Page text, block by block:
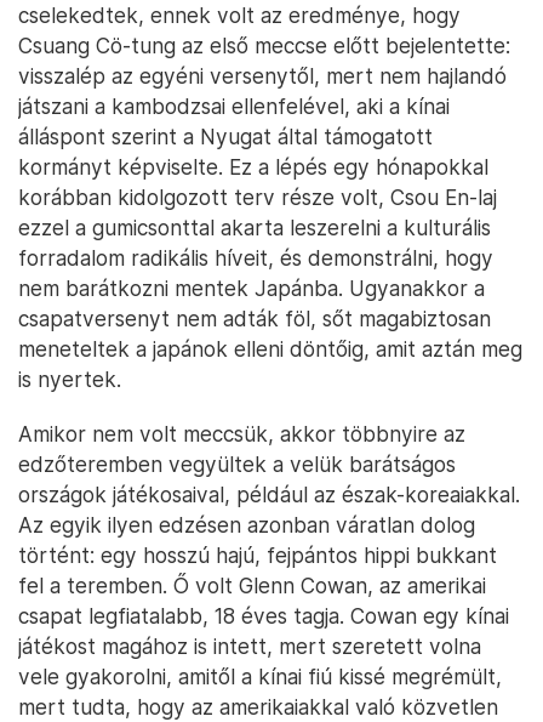
cselekedtek, ennek volt az eredménye, hogy
Csuang Cö-tung az első meccse előtt bejelentette:
visszalép az egyéni versenytől, mert nem hajlandó
játszani a kambodzsai ellenfelével, aki a kínai
álláspont szerint a Nyugat által támogatott
kormányt képviselte. Ez a lépés egy hónapokkal
korábban kidolgozott terv része volt, Csou En-laj
ezzel a gumicsonttal akarta leszerelni a kulturális
forradalom radikális híveit, és demonstrálni, hogy
nem barátkozni mentek Japánba. Ugyanakkor a
csapatversenyt nem adták föl, sőt magabiztosan
meneteltek a japánok elleni döntőig, amit aztán meg
is nyertek.
Amikor nem volt meccsük, akkor többnyire az
edzőteremben vegyültek a velük barátságos
országok játékosaival, például az észak-koreaiakkal.
Az egyik ilyen edzésen azonban váratlan dolog
történt: egy hosszú hajú, fejpántos hippi bukkant
fel a teremben. Ő volt Glenn Cowan, az amerikai
csapat legfiatalabb, 18 éves tagja. Cowan egy kínai
játékost magához is intett, mert szeretett volna
vele gyakorolni, amitől a kínai fiú kissé megrémült,
mert tudta, hogy az amerikaiakkal való közvetlen